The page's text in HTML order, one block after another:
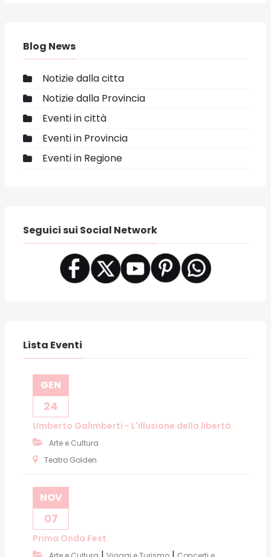
Blog News
Notizie dalla citta
Notizie dalla Provincia
Eventi in città
Eventi in Provincia
Eventi in Regione
Seguici sui Social Network
Lista Eventi
GEN
24
Umberto Galimberti - L'illusione della libertà
Arte e Cultura
Teatro Golden
NOV
07
Prima Onda Fest